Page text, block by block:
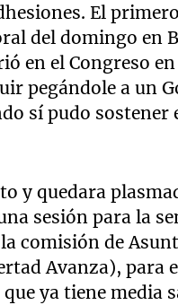
El
del domingo en
en el Congreso
pegándole a un
sí pudo
y quedara
sesión para la
comisión de
Avanza), para
ya tiene media